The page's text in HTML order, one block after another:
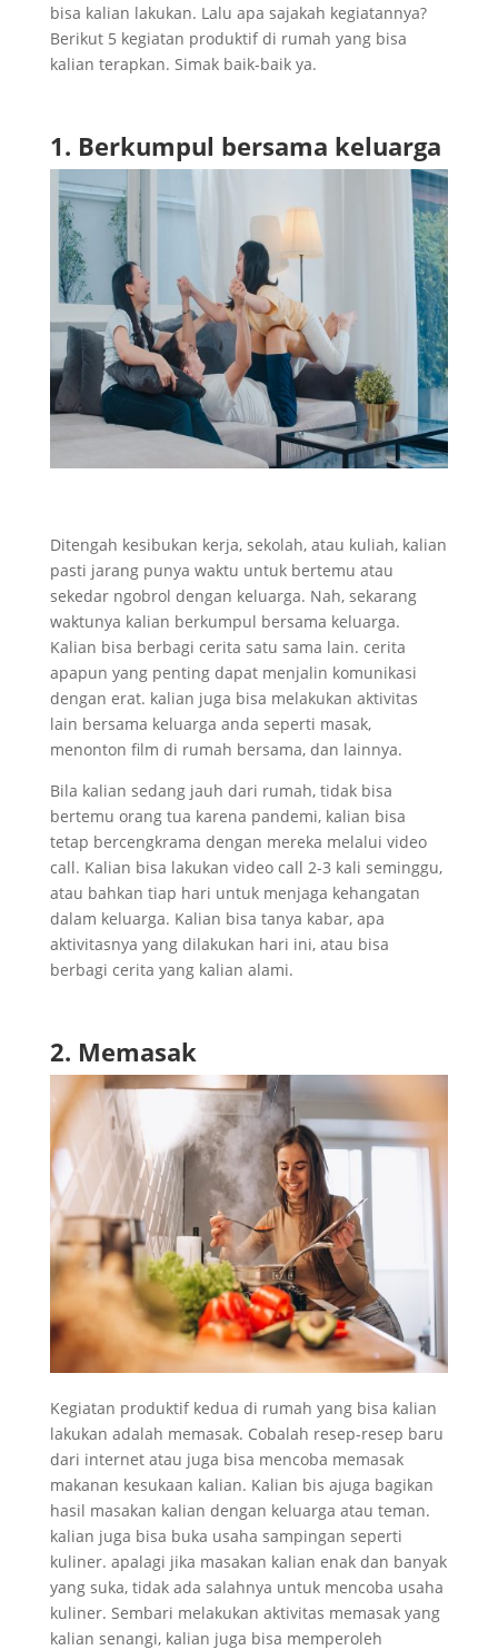
bisa kalian lakukan. Lalu apa sajakah kegiatannya?
Berikut 5 kegiatan produktif di rumah yang bisa
kalian terapkan. Simak baik-baik ya.
1. Berkumpul bersama keluarga
Ditengah kesibukan kerja, sekolah, atau kuliah, kalian
pasti jarang punya waktu untuk bertemu atau
sekedar ngobrol dengan keluarga. Nah, sekarang
waktunya kalian berkumpul bersama keluarga.
Kalian bisa berbagi cerita satu sama lain. cerita
apapun yang penting dapat menjalin komunikasi
dengan erat. kalian juga bisa melakukan aktivitas
lain bersama keluarga anda seperti masak,
menonton film di rumah bersama, dan lainnya.
Bila kalian sedang jauh dari rumah, tidak bisa
bertemu orang tua karena pandemi, kalian bisa
tetap bercengkrama dengan mereka melalui video
call. Kalian bisa lakukan video call 2-3 kali seminggu,
atau bahkan tiap hari untuk menjaga kehangatan
dalam keluarga. Kalian bisa tanya kabar, apa
aktivitasnya yang dilakukan hari ini, atau bisa
berbagi cerita yang kalian alami.
2. Memasak
Kegiatan produktif kedua di rumah yang bisa kalian
lakukan adalah memasak. Cobalah resep-resep baru
dari internet atau juga bisa mencoba memasak
makanan kesukaan kalian. Kalian bis ajuga bagikan
hasil masakan kalian dengan keluarga atau teman.
kalian juga bisa buka usaha sampingan seperti
kuliner. apalagi jika masakan kalian enak dan banyak
yang suka, tidak ada salahnya untuk mencoba usaha
kuliner. Sembari melakukan aktivitas memasak yang
kalian senangi, kalian juga bisa memperoleh